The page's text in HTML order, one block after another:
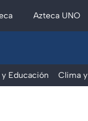
Azteca UNO
y Educación Clima